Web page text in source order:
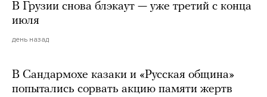
В Грузии снова блэкаут — уже третий с конца
июля
день назад
В Сандармохе казаки и «Русская община»
попытались сорвать акцию памяти жертв